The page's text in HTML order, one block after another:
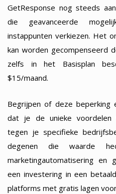
GetResponse nog steeds
die geavanceerde
instappunten verkiezen. Het
kan worden gecompenseerd
zelfs in het Basisplan
$15/maand.
Begrijpen of deze beperking
dat je de unieke voordelen
tegen je specifieke
degenen die waarde
marketingautomatisering en
een investering in een
platforms met gratis lagen